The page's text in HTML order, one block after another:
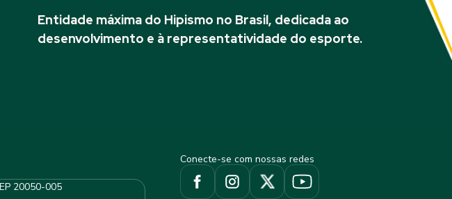
Entidade máxima do Hipismo no Brasil, dedicada ao
desenvolvimento e à representatividade do esporte.
20050-005
Conecte-se com nossas redes